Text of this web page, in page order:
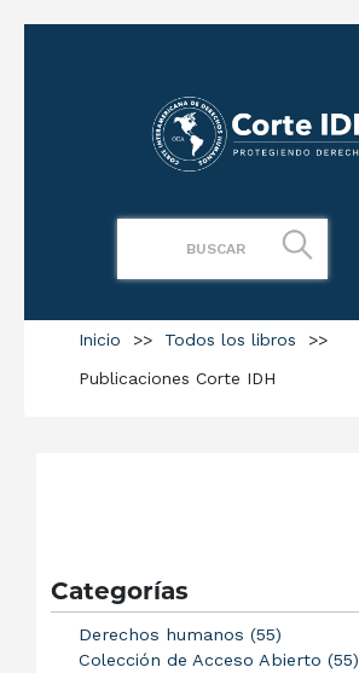
Inicio >> Todos los libros
>>
Publicaciones Corte IDH
Categorías
Derechos humanos (55)
Colección de Acceso Abierto (55)